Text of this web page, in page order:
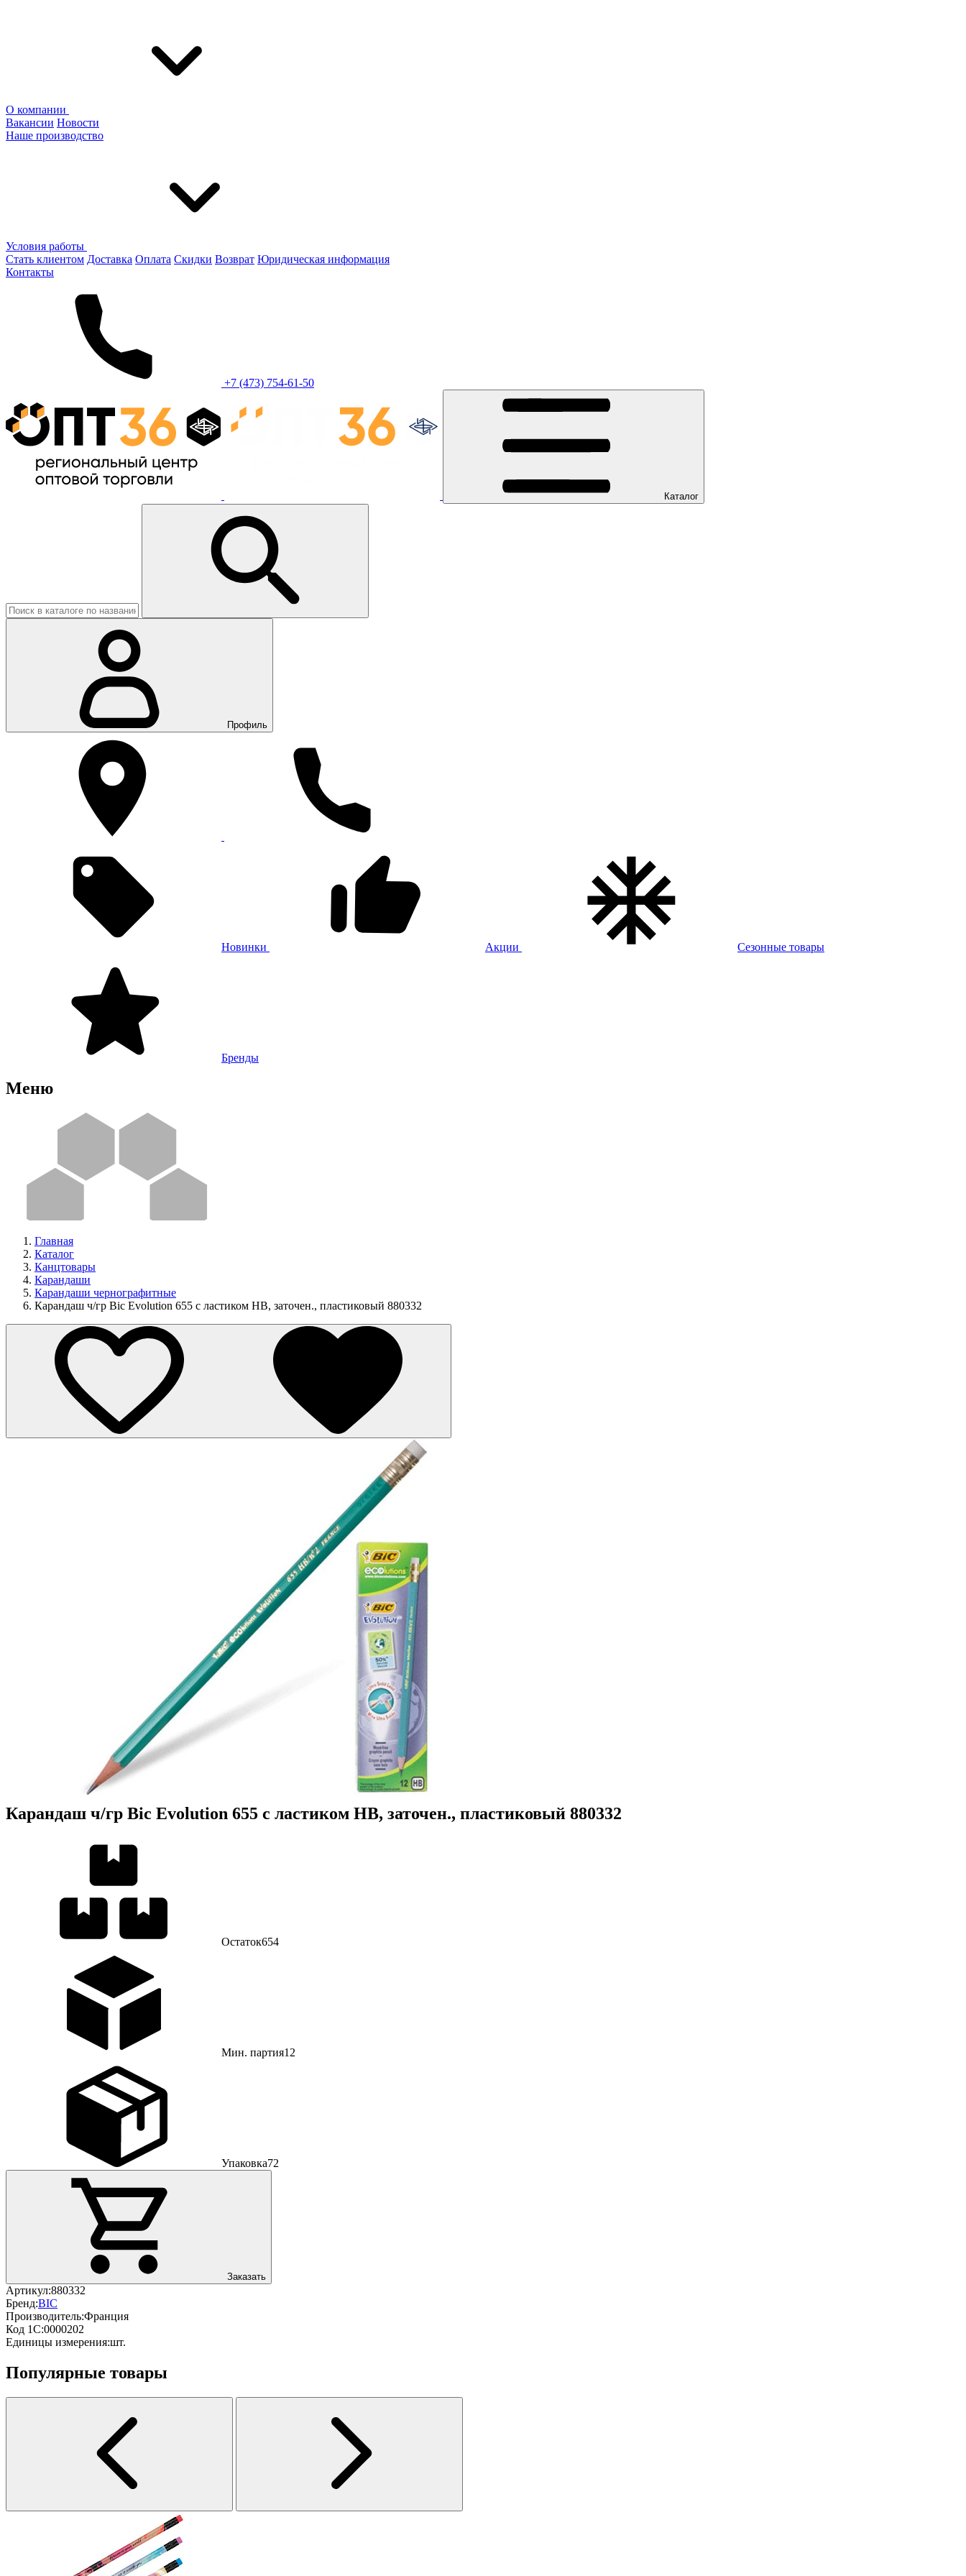
О компании
Вакансии Новости
Наше производство
Условия работы
Стать клиентом Доставка Оплата Скидки Возврат Юридическая информация
Контакты
+7 (473) 754-61-50
Каталог
Профиль
Новинки Акции Сезонные товары
Бренды
Меню
Главная
Каталог
Канцтовары
Карандаши
Карандаши чернографитные
Карандаш ч/гр Bic Evolution 655 с ластиком НВ, заточен., пластиковый 880332
Карандаш ч/гр Bic Evolution 655 с ластиком НВ, заточен., пластиковый 880332
Остаток654
Мин. партия12
Упаковка72
Заказать
Артикул:880332
Бренд:BIC
Производитель:Франция
Код 1С:0000202
Единицы измерения:шт.
Популярные товары